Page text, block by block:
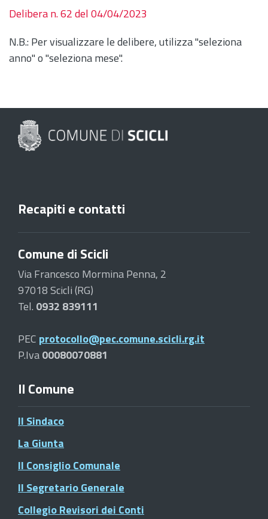
Delibera n. 62 del 04/04/2023
N.B.: Per visualizzare le delibere, utilizza "seleziona
anno" o "seleziona mese".
Recapiti e contatti
Comune di Scicli
Via Francesco Mormina Penna, 2
97018 Scicli (RG)
Tel. 0932 839111
PEC protocollo@pec.comune.scicli.rg.it
P.Iva00080070881
Il Comune
Il Sindaco
La Giunta
Il Consiglio Comunale
Il Segretario Generale
Collegio Revisori dei Conti